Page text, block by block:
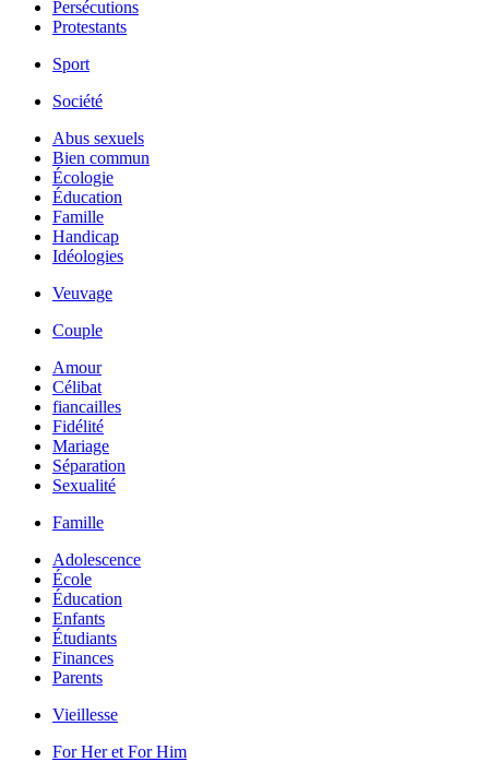
Persécutions
Protestants
Sport
Société
Abus sexuels
Bien commun
Écologie
Éducation
Famille
Handicap
Idéologies
Veuvage
Couple
Amour
Célibat
fiancailles
Fidélité
Mariage
Séparation
Sexualité
Famille
Adolescence
École
Éducation
Enfants
Étudiants
Finances
Parents
Vieillesse
For Her et For Him